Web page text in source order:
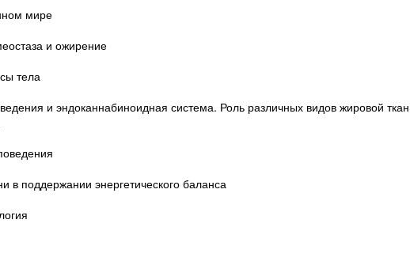
мире
и ожирение
тела
и эндоканнабиноидная система. Роль различных видов жировой
в поддержании энергетического баланса